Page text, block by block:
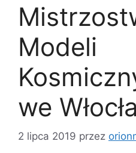
Modeli
we
2 lipca 2019 przez